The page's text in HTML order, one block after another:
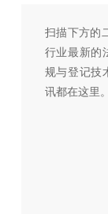
扫描下方的
行业最新的
规与登记技
讯都在这里。